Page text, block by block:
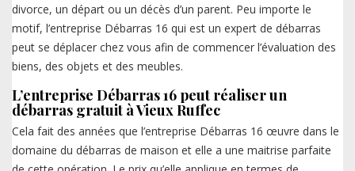
divorce, un départ ou un décès d’un parent. Peu importe le
motif, l’entreprise Débarras 16 qui est un expert de débarras
peut se déplacer chez vous afin de commencer l’évaluation des
biens, des objets et des meubles.
L’entreprise Débarras 16 peut réaliser un
débarras gratuit à Vieux Ruffec
Cela fait des années que l’entreprise Débarras 16 œuvre dans le
domaine du débarras de maison et elle a une maitrise parfaite